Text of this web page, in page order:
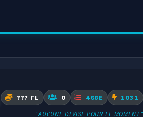
??? FL 0 468E 1031
"AUCUNE DEVISE POUR LE MOMENT"